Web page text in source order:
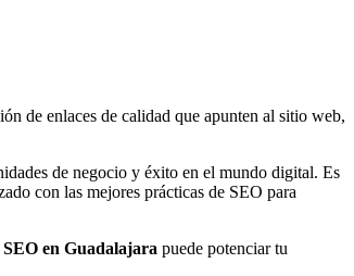
de enlaces de calidad que apunten al sitio web,
de negocio y éxito en el mundo digital. Es
con las mejores prácticas de SEO para
SEO en Guadalajara puede potenciar tu